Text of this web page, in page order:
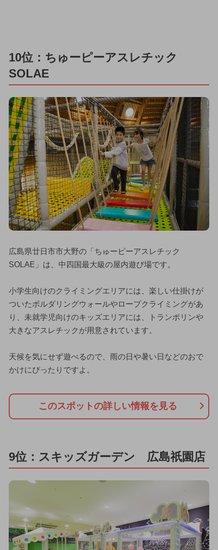
10位：ちゅーピーアスレチック
SOLAE
広島県廿日市市大野の「ちゅーピーアスレチック
SOLAE」は、中四国最大級の屋内遊び場です。
小学生向けのクライミングエリアには、楽しい仕掛けが
ついたボルダリングウォールやロープクライミングがあ
り、未就学児向けのキッズエリアには、トランポリンや
大きなアスレチックが用意されています。
天候を気にせず遊べるので、雨の日や暑い日などのおで
かけにぴったりですよ。
このスポットの詳しい情報を見る
9位：スキッズガーデン 広島祇園店